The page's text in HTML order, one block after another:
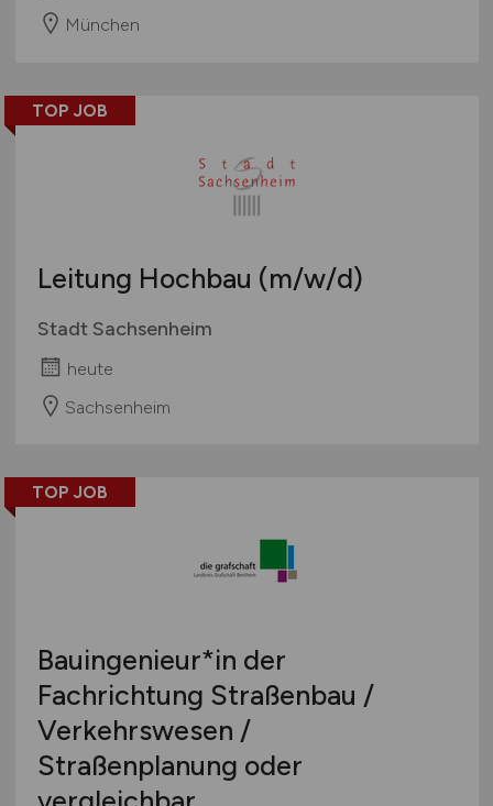
München
TOP JOB
Leitung Hochbau (m/w/d)
Stadt Sachsenheim
heute
Sachsenheim
TOP JOB
Bauingenieur*in der
Fachrichtung Straßenbau /
Verkehrswesen /
Straßenplanung oder